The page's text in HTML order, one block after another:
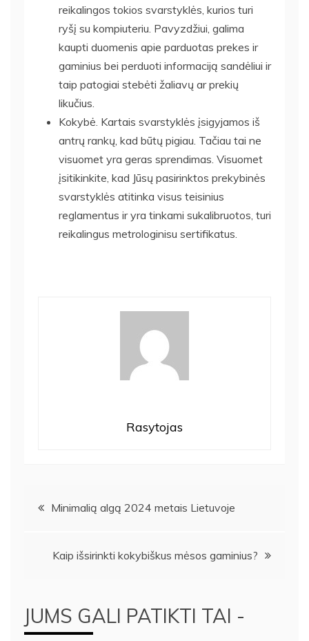
reikalingos tokios svarstyklės, kurios turi
ryšį su kompiuteriu. Pavyzdžiui, galima
kaupti duomenis apie parduotas prekes ir
gaminius bei perduoti informaciją sandėliui ir
taip patogiai stebėti žaliavų ar prekių
likučius.
Kokybė. Kartais svarstyklės įsigyjamos iš
antrų rankų, kad būtų pigiau. Tačiau tai ne
visuomet yra geras sprendimas. Visuomet
įsitikinkite, kad Jūsų pasirinktos prekybinės
svarstyklės atitinka visus teisinius
reglamentus ir yra tinkami sukalibruotos, turi
reikalingus metrologinisu sertifikatus.
Rasytojas
Navigacija
Minimalią algą 2024 metais Lietuvoje
Kaip išsirinkti kokybiškus mėsos gaminius?
JUMS GALI PATIKTI TAI -